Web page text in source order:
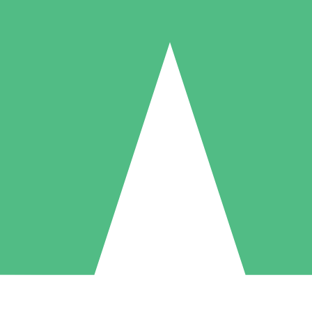
Packs de Crédits Individuels
à l'utilisation avec des crédits de téléchargement. Sans engagement
5 Téléchargements
US$